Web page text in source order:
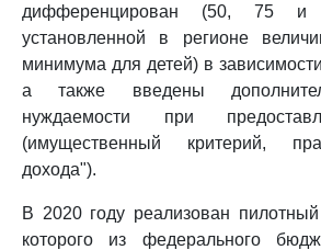
дифференцирован (50, 75 и
установленной в регионе
минимума для детей) в
а также введены
нуждаемости при
(имущественный критерий,
дохода").
В 2020 году реализован
которого из федерального